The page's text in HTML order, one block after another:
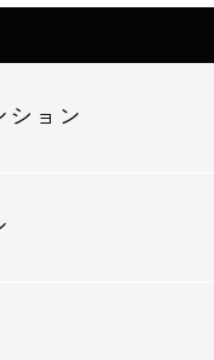
ッフがご案内
お問い合わせ
ション